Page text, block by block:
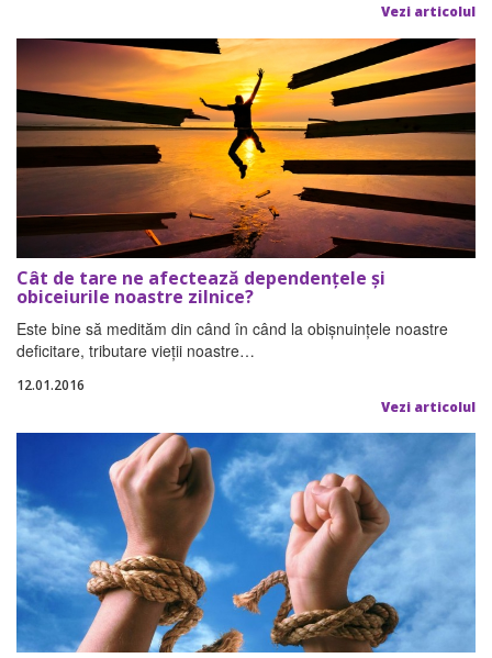
Vezi articolul
Cât de tare ne afectează dependenţele şi
obiceiurile noastre zilnice?
Este bine să medităm din când în când la obişnuinţele noastre
deficitare, tributare vieţii noastre…
12.01.2016
Vezi articolul